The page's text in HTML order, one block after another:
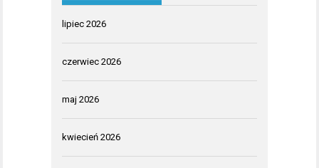
lipiec 2026
czerwiec 2026
maj 2026
kwiecień 2026